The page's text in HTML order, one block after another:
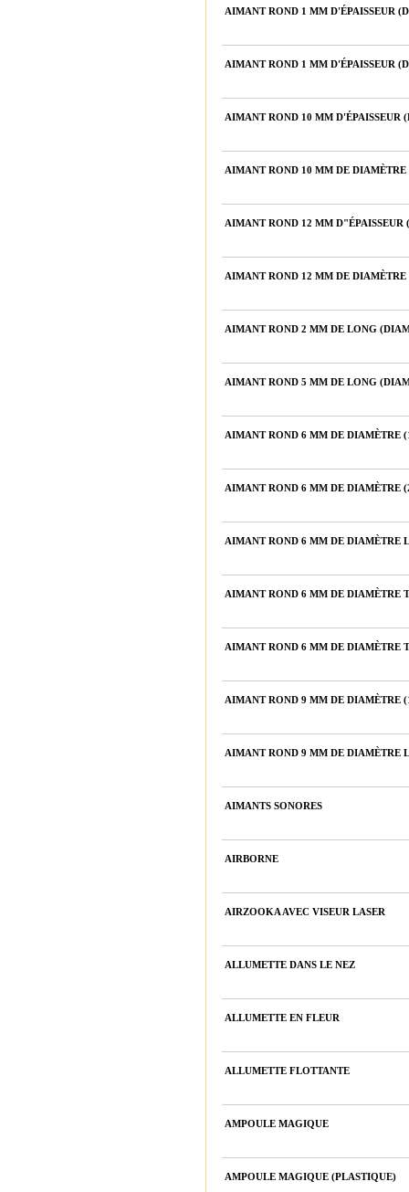
AIMANT ROND 1 MM D'ÉPAISSEUR
AIMANT ROND 1 MM D'ÉPAISSEUR
AIMANT ROND 10 MM D'ÉPAISSEUR
AIMANT ROND 10 MM DE
AIMANT ROND 12 MM D"ÉPAISSEUR
AIMANT ROND 12 MM DE DIAMÈTRE
AIMANT ROND 2 MM DE LONG
AIMANT ROND 5 MM DE LONG
AIMANT ROND 6 MM DE DIAMÈTRE
AIMANT ROND 6 MM DE DIAMÈTRE
AIMANT ROND 6 MM DE DIAMÈTRE
AIMANT ROND 6 MM DE DIAMÈTRE
AIMANT ROND 6 MM DE DIAMÈTRE
AIMANT ROND 9 MM DE DIAMÈTRE
AIMANT ROND 9 MM DE DIAMÈTRE
AIMANTS SONORES
AIRBORNE
AIRZOOKA AVEC VISEUR LASER
ALLUMETTE DANS LE NEZ
ALLUMETTE EN FLEUR
ALLUMETTE FLOTTANTE
AMPOULE MAGIQUE
AMPOULE MAGIQUE (PLASTIQUE)